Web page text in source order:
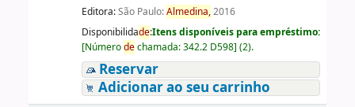
Editora:São Paulo:Almedina,2016
Disponibilidade:Itens disponíveis para empréstimo:
[Númerodechamada:342.2 D598] (2).
Reservar
Adicionar ao seu carrinho